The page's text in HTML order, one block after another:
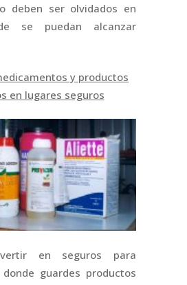
deben ser olvidados en
se puedan alcanzar
y productos
en lugares seguros
en seguros para
guardes productos